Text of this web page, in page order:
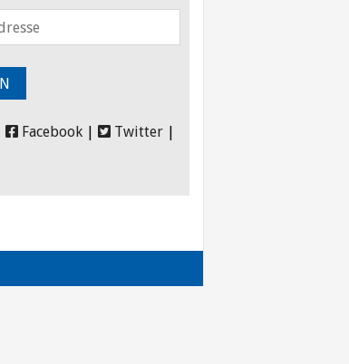
Facebook Twitter